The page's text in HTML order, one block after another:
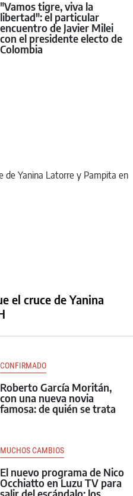
"Vamos tigre, viva la
libertad": el particular
encuentro de Javier Milei
con el presidente electo de
Colombia
el cruce de Yanina
CONFIRMADO
Roberto García Moritán,
con una nueva novia
famosa: de quién se trata
MUCHOS CAMBIOS
El nuevo programa de Nico
Occhiatto en Luzu TV para
salir del escándalo: los